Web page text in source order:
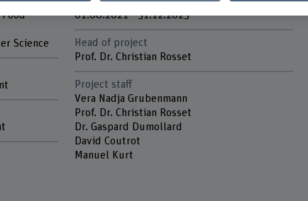
Science
01.08.2021 - 31.12.2023
Head of project
Prof. Dr. Christian Rosset
Project staff
Vera Nadja Grubenmann
Prof. Dr. Christian Rosset
Dr. Gaspard Dumollard
David Coutrot
Manuel Kurt